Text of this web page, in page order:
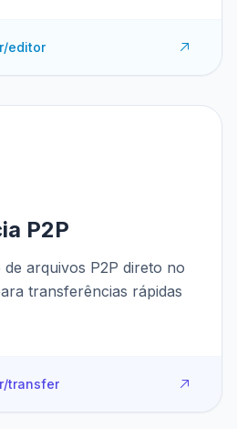
editor
P2P
arquivos P2P direto no
transferências rápidas
transfer